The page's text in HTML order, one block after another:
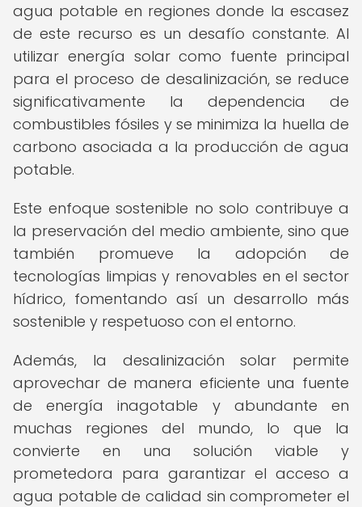
agua potable en regiones donde la escasez
de este recurso es un desafío constante. Al
utilizar energía solar como fuente principal
para el proceso de desalinización, se reduce
significativamente la dependencia de
combustibles fósiles y se minimiza la huella de
carbono asociada a la producción de agua
potable.
Este enfoque sostenible no solo contribuye a
la preservación del medio ambiente, sino que
también promueve la adopción de
tecnologías limpias y renovables en el sector
hídrico, fomentando así un desarrollo más
sostenible y respetuoso con el entorno.
Además, la desalinización solar permite
aprovechar de manera eficiente una fuente
de energía inagotable y abundante en
muchas regiones del mundo, lo que la
convierte en una solución viable y
prometedora para garantizar el acceso a
agua potable de calidad sin comprometer el